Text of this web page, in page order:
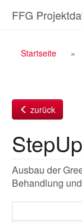
InhaltFFG
Startseite
zurück
StepUp
Ausbau der
Behandlung